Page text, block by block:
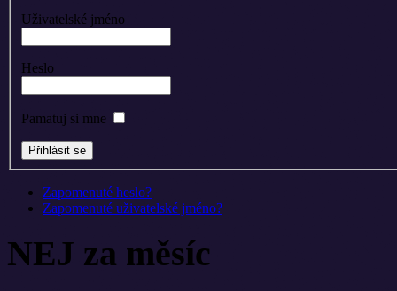
Uživatelské jméno
Heslo
Pamatuj si mne
Zapomenuté heslo?
Zapomenuté uživatelské jméno?
NEJ za měsíc